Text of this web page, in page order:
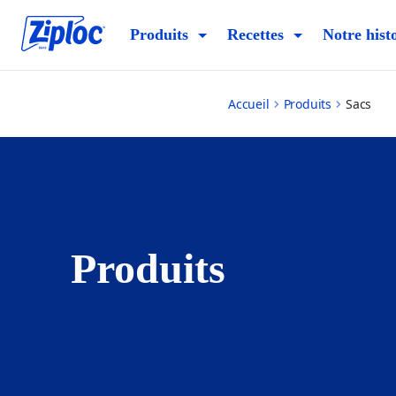
Produits Recettes Notre
Accueil Produits Sacs
Produits